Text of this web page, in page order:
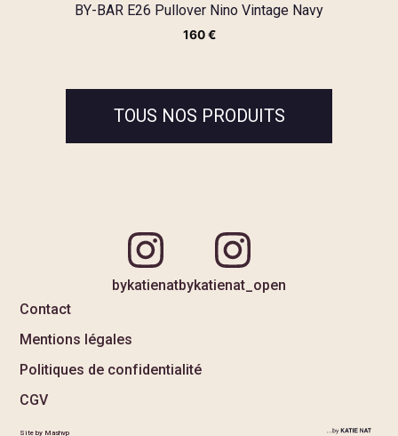
BY-BAR E26 Pullover Nino Vintage Navy
160€
TOUS NOS PRODUITS
bykatienatbykatienat_open
Contact
Mentions légales
Politiques de confidentialité
CGV
Site by Mashvp